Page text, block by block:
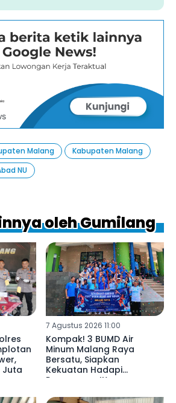
Malang
Kabupaten Malang
NU
oleh Gumilang
7 Agustus 2026 11:00
Kompak! 3 BUMD Air
Minum Malang Raya
Bersatu, Siapkan
Kekuatan Hadapi
Porpamnas IX